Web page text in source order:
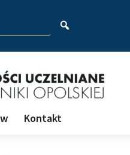
aby wyszukać
Kontakt